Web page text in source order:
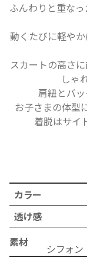
ふんわりと重な
動くたびに軽や
スカートの高さ
しゃ
肩紐とバッ
お子さまの体型
着脱はサイ
カラー
透け感
素材
本体
シフォン